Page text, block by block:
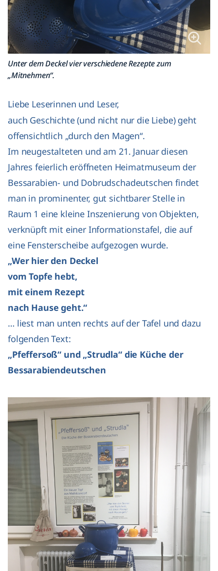
Unter dem Deckel vier verschiedene Rezepte zum
„Mitnehmen“.
Liebe Leserinnen und Leser,
auch Geschichte (und nicht nur die Liebe) geht
offensichtlich „durch den Magen“.
Im neugestalteten und am 21. Januar diesen
Jahres feierlich eröffneten Heimatmuseum der
Bessarabien- und Dobrudschadeutschen findet
man in prominenter, gut sichtbarer Stelle in
Raum 1 eine kleine Inszenierung von Objekten,
verknüpft mit einer Informationstafel, die auf
eine Fensterscheibe aufgezogen wurde.
„Wer hier den Deckel
vom Topfe hebt,
mit einem Rezept
nach Hause geht.“
… liest man unten rechts auf der Tafel und dazu
folgenden Text:
„Pfeffersoß“ und „Strudla“ die Küche der
Bessarabiendeutschen